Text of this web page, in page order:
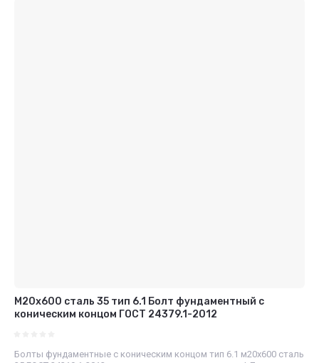
М20х600 сталь 35 тип 6.1 Болт фундаментный с
коническим концом ГОСТ 24379.1-2012
Болты фундаментные с коническим концом тип 6.1 м20х600 сталь